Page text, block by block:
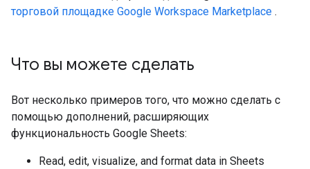
торговой площадке Google Workspace Marketplace .
Что вы можете сделать
Вот несколько примеров того, что можно сделать с
помощью дополнений, расширяющих
функциональность Google Sheets:
Read, edit, visualize, and format data in Sheets